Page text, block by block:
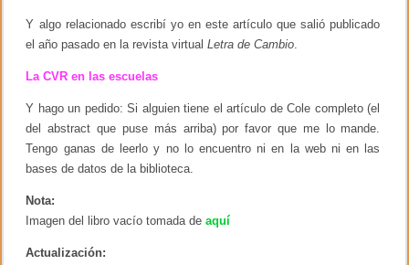
Y algo relacionado escribí yo en este artículo que salió publicado
el año pasado en la revista virtualLetra de Cambio
La CVR en las escuelas
Y hago un pedido: Si alguien tiene el artículo de Cole completo (el
del abstract que puse más arriba) por favor que me lo mande.
Tengo ganas de leerlo y no lo encuentro ni en la web ni en las
bases de datos de la biblioteca.
Nota:
Imagen del libro vacío tomada deaquí
Actualización: